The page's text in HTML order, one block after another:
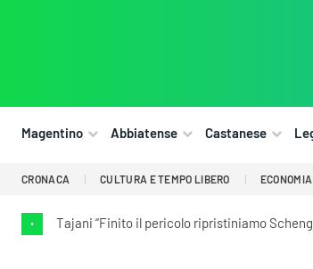
Magentino Abbiatense Castanese
CRONACA CULTURA E TEMPO LIBERO ECONOMIA
• Tajani “Finito il pericolo ripristiniamo